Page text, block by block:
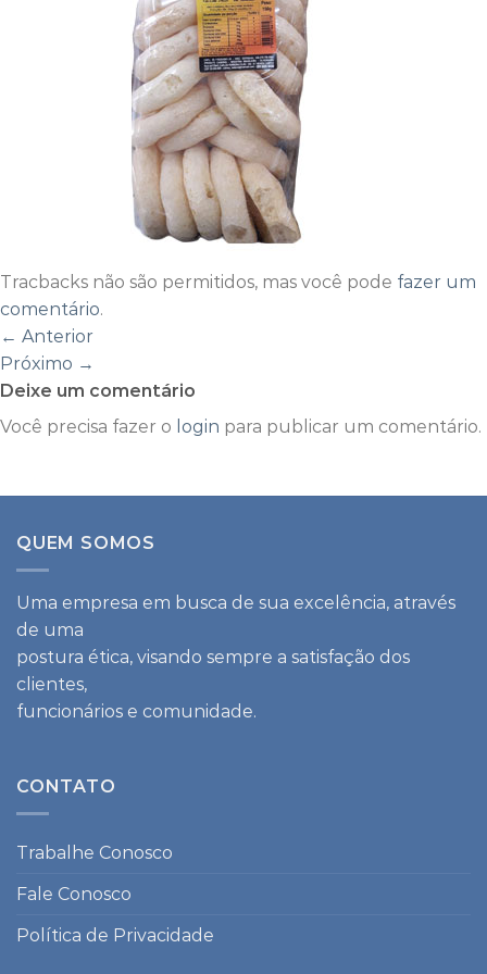
Tracbacks não são permitidos, mas você pode fazer um
comentário.
← Anterior
Próximo →
Deixe um comentário
Você precisa fazer o login para publicar um comentário.
QUEM SOMOS
Uma empresa em busca de sua excelência, através
de uma
postura ética, visando sempre a satisfação dos
clientes,
funcionários e comunidade.
CONTATO
Trabalhe Conosco
Fale Conosco
Política de Privacidade